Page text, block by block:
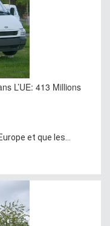
L’UE: 413 Millions
et que les...